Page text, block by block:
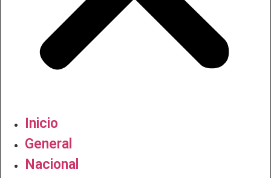
Inicio
General
Nacional